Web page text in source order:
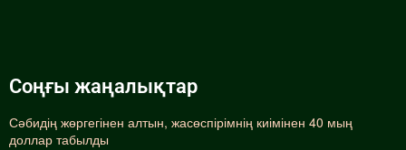
Соңғы жаңалықтар
Сәбидің жөргегінен алтын, жасөспірімнің киімінен 40 мың
доллар табылды